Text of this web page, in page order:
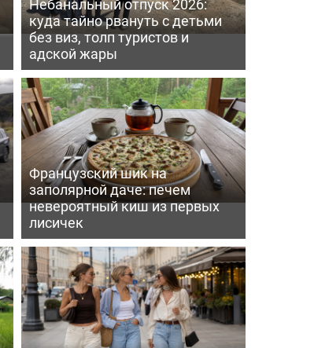
Небанальный отпуск 2026:
куда тайно рвануть с детьми
без виз, толп туристов и
адской жары
Французский шик на
заполярной даче: печем
невероятный киш из первых
лисичек